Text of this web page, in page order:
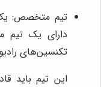
تیم متخصص:
دارای یک تیم
تکنسین‌های
این تیم باید